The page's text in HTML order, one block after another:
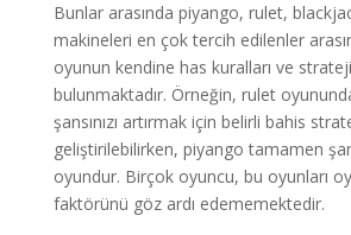
Bunlar arasında piyango, rulet,
makineleri en çok tercih edilenler
oyunun kendine has kuralları ve
bulunmaktadır. Örneğin, rulet
şansınızı artırmak için belirli bahis
geliştirilebilirken, piyango tamamen
oyundur. Birçok oyuncu, bu oyunları
faktörünü göz ardı edememektedir.